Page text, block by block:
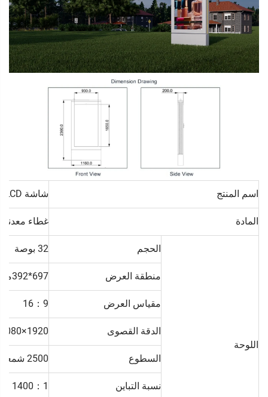
اسم المنتج شاشة LCD رقمية خارجية قائمة بذاتها
المادة غطاء
اللوحة
الحجم 32 بوصة
منطقة العرض 697*392مم
مقياس العرض 16：9
الدقة القصوى 1920×1080
السطوع 2500 شمعة/م²
نسبة التباين 1400：1